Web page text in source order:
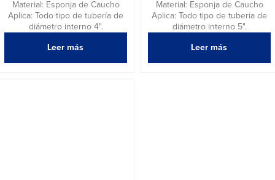
Material: Esponja de Caucho
Aplica: Todo tipo de tubería de
diámetro interno 4".
Leer más
Material: Esponja de Caucho
Aplica: Todo tipo de tubería de
diámetro interno 5".
Leer más